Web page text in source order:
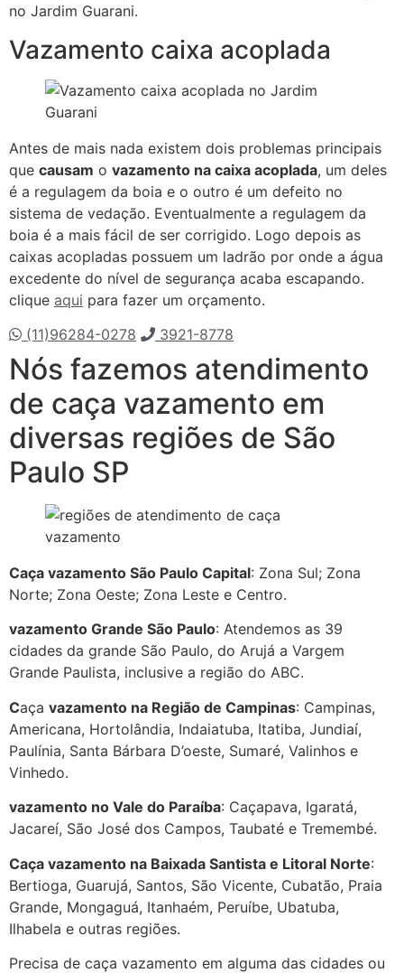
no Jardim Guarani.
Vazamento caixa acoplada
Antes de mais nada existem dois problemas principais
que causam o vazamento na caixa acoplada, um deles
é a regulagem da boia e o outro é um defeito no
sistema de vedação. Eventualmente a regulagem da
boia é a mais fácil de ser corrigido. Logo depois as
caixas acopladas possuem um ladrão por onde a água
excedente do nível de segurança acaba escapando.
clique aqui para fazer um orçamento.
(11)96284-0278
3921-8778
Nós fazemos atendimento
de caça vazamento em
diversas regiões de São
Paulo SP
Caça vazamento São Paulo Capital: Zona Sul; Zona
Norte; Zona Oeste; Zona Leste e Centro.
vazamento Grande São Paulo: Atendemos as 39
cidades da grande São Paulo, do Arujá a Vargem
Grande Paulista, inclusive a região do ABC.
Caça vazamento na Região de Campinas: Campinas,
Americana, Hortolândia, Indaiatuba, Itatiba, Jundiaí,
Paulínia, Santa Bárbara D’oeste, Sumaré, Valinhos e
Vinhedo.
vazamento no Vale do Paraíba: Caçapava, Igaratá,
Jacareí, São José dos Campos, Taubaté e Tremembé.
Caça vazamento na Baixada Santista e Litoral Norte:
Bertioga, Guarujá, Santos, São Vicente, Cubatão, Praia
Grande, Mongaguá, Itanhaém, Peruíbe, Ubatuba,
Ilhabela e outras regiões.
Precisa de caça vazamento em alguma das cidades ou